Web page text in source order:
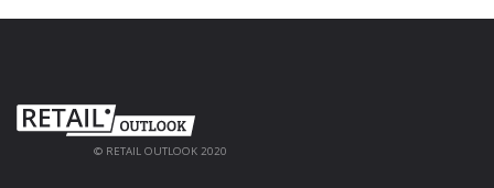
© RETAIL OUTLOOK 2020